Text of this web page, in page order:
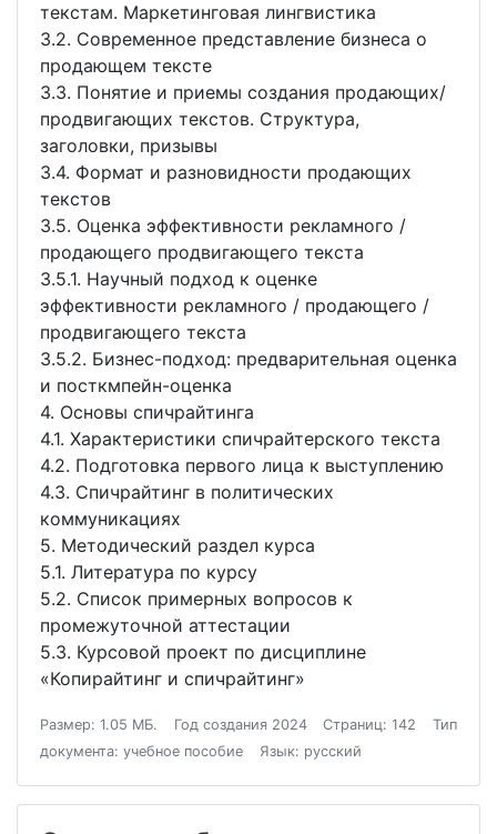
текстам. Маркетинговая лингвистика
3.2. Современное представление бизнеса о
продающем тексте
3.3. Понятие и приемы создания продающих/
продвигающих текстов. Структура,
заголовки, призывы
3.4. Формат и разновидности продающих
текстов
3.5. Оценка эффективности рекламного /
продающего продвигающего текста
3.5.1. Научный подход к оценке
эффективности рекламного / продающего /
продвигающего текста
3.5.2. Бизнес-подход: предварительная оценка
и посткмпейн-оценка
4. Основы спичрайтинга
4.1. Характеристики спичрайтерского текста
4.2. Подготовка первого лица к выступлению
4.3. Спичрайтинг в политических
коммуникациях
5. Методический раздел курса
5.1. Литература по курсу
5.2. Список примерных вопросов к
промежуточной аттестации
5.3. Курсовой проект по дисциплине
«Копирайтинг и спичрайтинг»
Размер: 1.05 МБ. Год создания 2024 Страниц: 142
Тип
документа: учебное пособие
Язык: русский